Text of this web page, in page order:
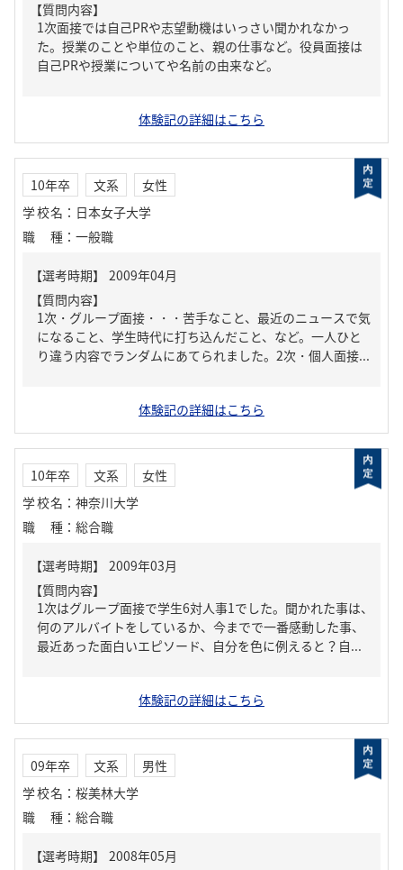
【質問内容】
1次面接では自己PRや志望動機はいっさい聞かれなかっ
た。授業のことや単位のこと、親の仕事など。役員面接は
自己PRや授業についてや名前の由来など。
体験記の詳細はこちら
10年卒 文系
女性
学校名 ： 日本女子大学
職種 ： 一般職
【質問内容】
1次・グループ面接・・・苦手なこと、最近のニュースで気
になること、学生時代に打ち込んだこと、など。一人ひと
り違う内容でランダムにあてられました。2次・個人面接...
体験記の詳細はこちら
10年卒 文系
女性
学校名 ： 神奈川大学
職種 ： 総合職
【質問内容】
1次はグループ面接で学生6対人事1でした。聞かれた事は、
何のアルバイトをしているか、今までで一番感動した事、
最近あった面白いエピソード、自分を色に例えると？自...
体験記の詳細はこちら
09年卒 文系
男性
学校名 ： 桜美林大学
職種 ： 総合職